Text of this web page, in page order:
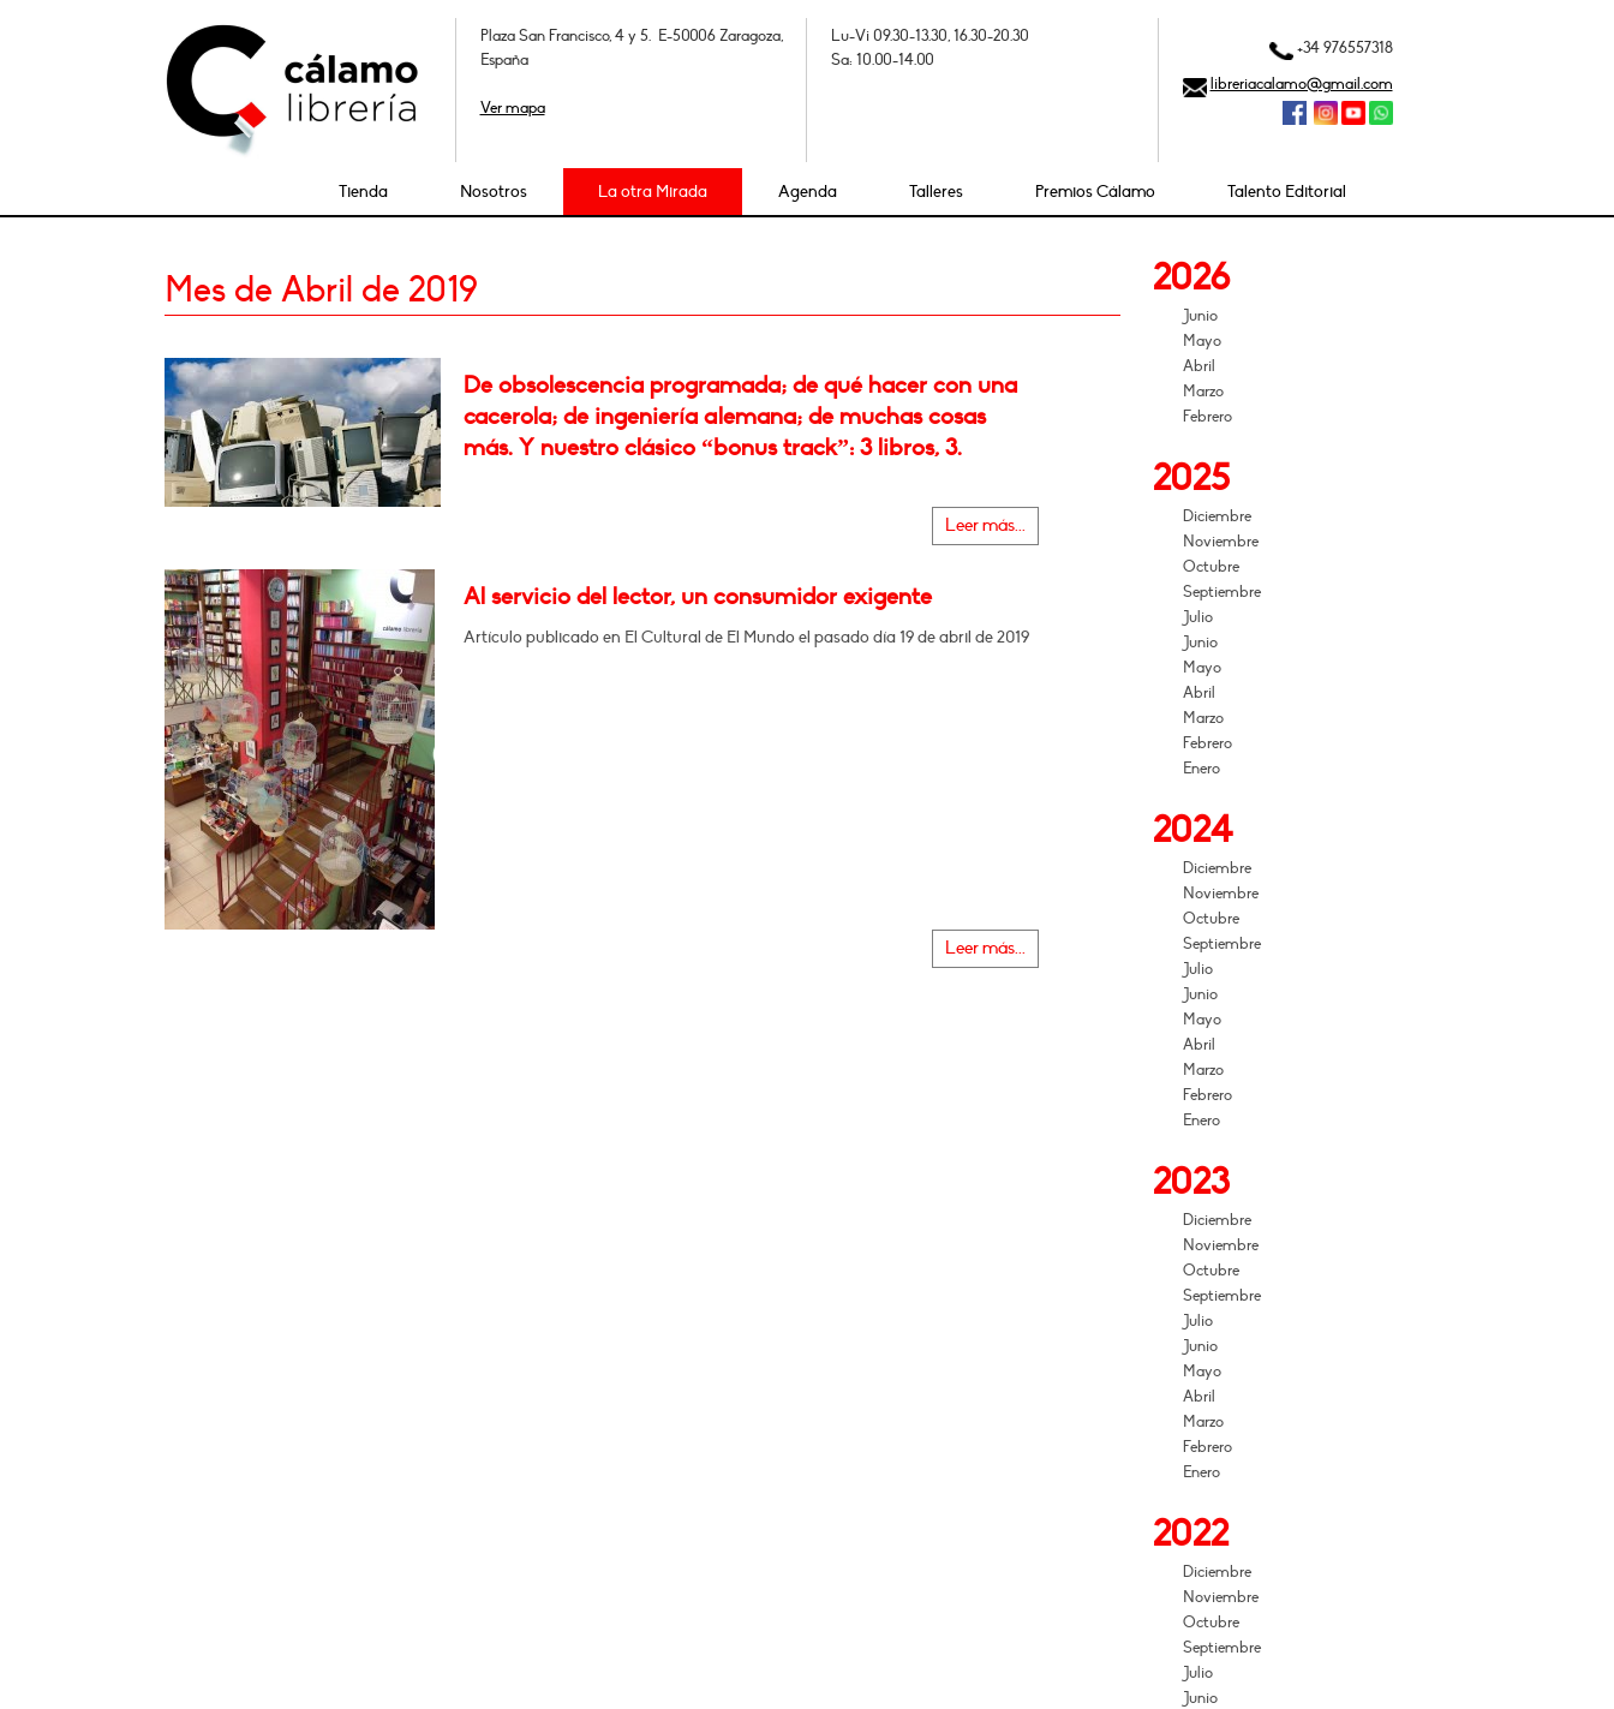
Plaza San Francisco, 4 y 5. E-50006 Zaragoza,
España
Ver mapa
Lu-Vi 09.30-13.30, 16.30-20.30
Sa: 10.00-14.00
+34 976557318
libreriacalamo@gmail.com
Tienda Nosotros La otra Mirada Agenda Talleres Premios Cálamo Talento Editorial
Mes de Abril de 2019
De obsolescencia programada; de qué hacer con una
cacerola; de ingeniería alemana; de muchas cosas
más. Y nuestro clásico “bonus track”: 3 libros, 3.
Leer más...
Al servicio del lector, un consumidor exigente
Artículo publicado en El Cultural de El Mundo el pasado día 19 de abril de 2019
Leer más...
2026
Junio
Mayo
Abril
Marzo
Febrero
2025
Diciembre
Noviembre
Octubre
Septiembre
Julio
Junio
Mayo
Abril
Marzo
Febrero
Enero
2024
Diciembre
Noviembre
Octubre
Septiembre
Julio
Junio
Mayo
Abril
Marzo
Febrero
Enero
2023
Diciembre
Noviembre
Octubre
Septiembre
Julio
Junio
Mayo
Abril
Marzo
Febrero
Enero
2022
Diciembre
Noviembre
Octubre
Septiembre
Julio
Junio